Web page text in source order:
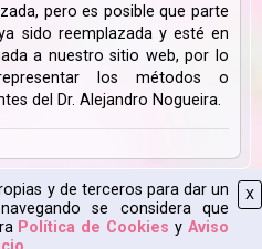
X
y de terceros para dar un
se considera que
Política de Cookies yAviso
pero es posible que parte
sido reemplazada y esté en
a nuestro sitio web, por lo
los métodos o
del Dr. Alejandro Nogueira.
Política de Cookies 2026 CPyESAP